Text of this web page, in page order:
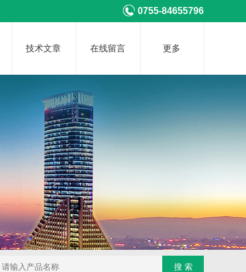
0755-84655796
技术文章 在线留言 更多